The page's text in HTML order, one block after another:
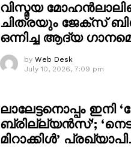
വിസ്മയ
ചിത്രയും ജേക്സ്
ഒന്നിച്ച ആദ്യ
by Web Desk
July 10, 2026, 7:09 pm
ലാലേട്ടനൊപ്പം ഇനി
ബ്രില്ല്യൻസ്’;
മിറാക്കിൾ’